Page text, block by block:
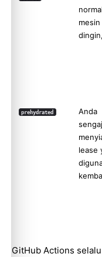
mesin
prehydrated
Anda
lease
GitHub Actions